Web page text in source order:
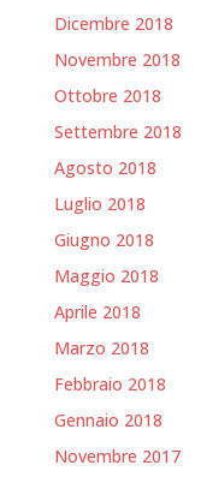
Dicembre 2018
Novembre 2018
Ottobre 2018
Settembre 2018
Agosto 2018
Luglio 2018
Giugno 2018
Maggio 2018
Aprile 2018
Marzo 2018
Febbraio 2018
Gennaio 2018
Novembre 2017